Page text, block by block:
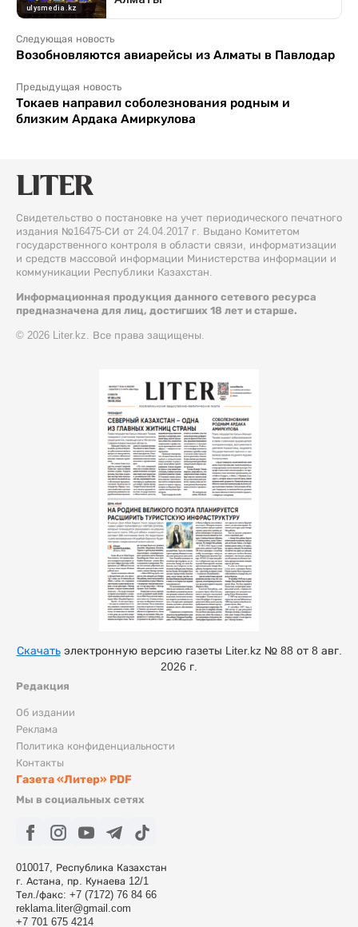
Следующая новость
Возобновляются авиарейсы из Алматы в Павлодар
Предыдущая новость
Токаев направил соболезнования родным и
близким Ардака Амиркулова
Свидетельство о постановке на учет периодического печатного
издания №16475-СИ от 24.04.2017 г. Выдано Комитетом
государственного контроля в области связи, информатизации
и средств массовой информации Министерства информации и
коммуникации Республики Казахстан.
Информационная продукция данного сетевого ресурса
предназначена для лиц, достигших 18 лет и старше.
© 2026 Liter.kz. Все права защищены.
Редакция
Об издании
Реклама
Политика конфиденциальности
Контакты
Газета «Литер» PDF
Мы в социальных сетях
010017, Республика Казахстан
г. Астана, пр. Кунаева 12/1
Тел./факс: +7 (7172) 76 84 66
reklama.liter@gmail.com
+7 701 675 4214
Скачатьэлектронную версию газеты Liter.kz № 88 от 8 авг.
2026 г.